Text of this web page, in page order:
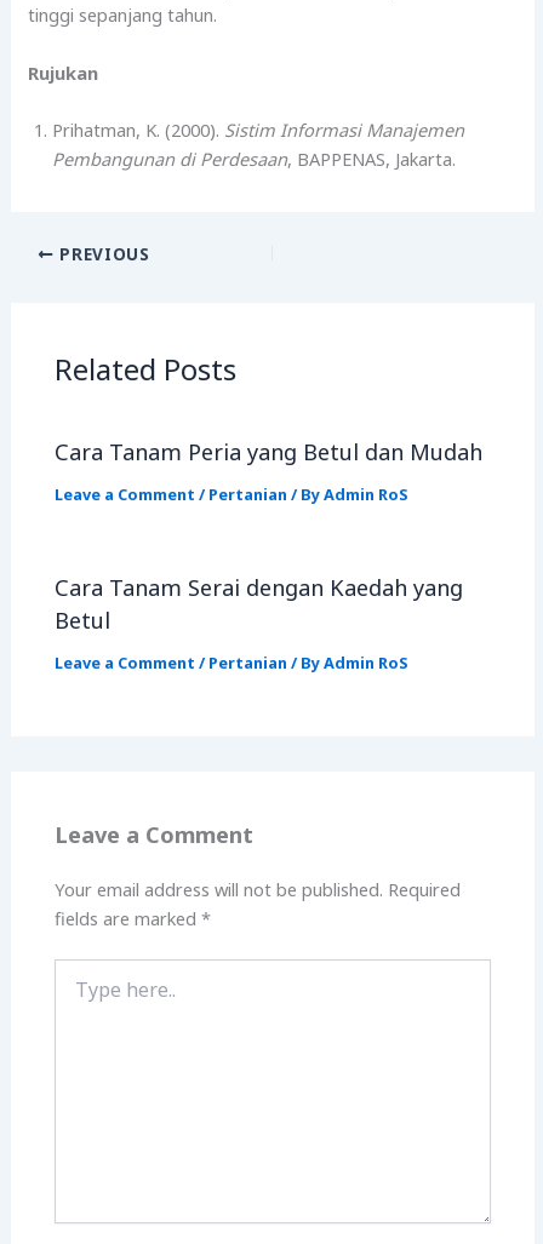
tinggi sepanjang tahun.
Rujukan
Prihatman, K. (2000). Sistim Informasi Manajemen
Pembangunan di Perdesaan, BAPPENAS, Jakarta.
PREVIOUS
Related Posts
Cara Tanam Peria yang Betul dan Mudah
Leave a Comment / Pertanian / ByAdmin RoS
Cara Tanam Serai dengan Kaedah yang
Betul
Leave a Comment / Pertanian / ByAdmin RoS
Leave a Comment
Your email address will not be published. Required
fields are marked*
here..